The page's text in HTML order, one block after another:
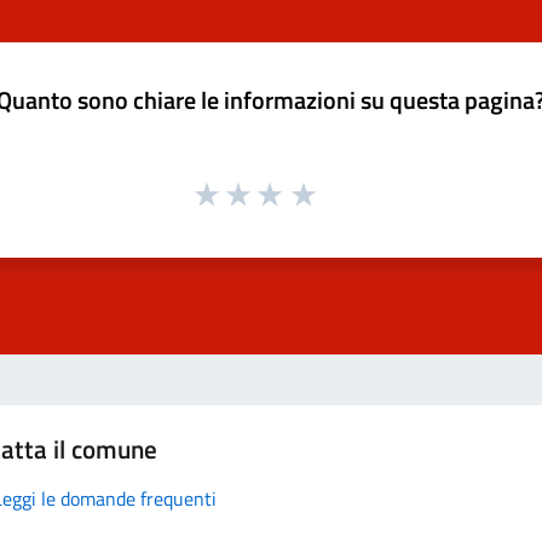
sono chiare le informazioni su questa
il comune
le domande frequenti